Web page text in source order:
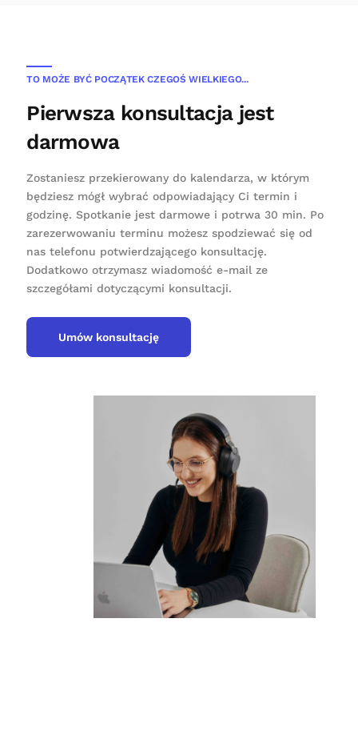
TO MOŻE BYĆ POCZĄTEK CZEGOŚ WIELKIEGO...
Pierwsza konsultacja jest
darmowa
Zostaniesz przekierowany do kalendarza, w którym
będziesz mógł wybrać odpowiadający Ci termin i
godzinę. Spotkanie jest darmowe i potrwa 30 min. Po
zarezerwowaniu terminu możesz spodziewać się od
nas telefonu potwierdzającego konsultację.
Dodatkowo otrzymasz wiadomość e-mail ze
szczegółami dotyczącymi konsultacji.
Umów konsultację